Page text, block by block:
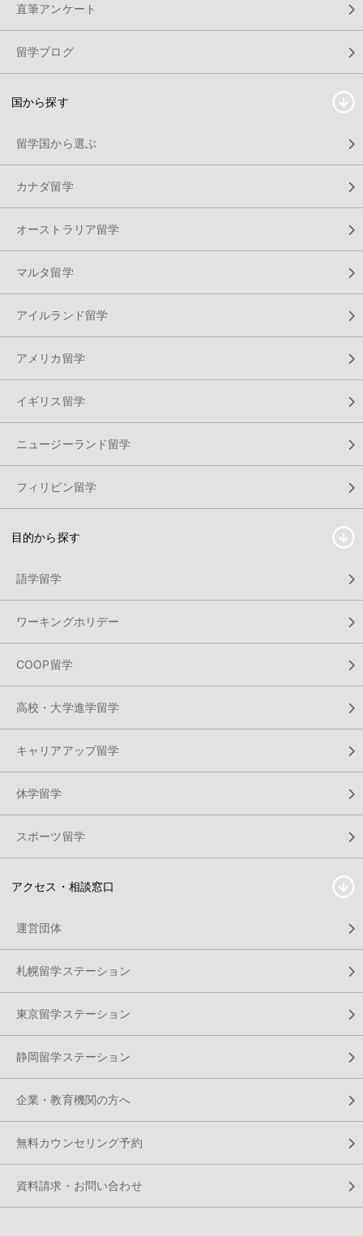
直筆アンケート
留学ブログ
国から探す
留学国から選ぶ
カナダ留学
オーストラリア留学
マルタ留学
アイルランド留学
アメリカ留学
イギリス留学
ニュージーランド留学
フィリピン留学
目的から探す
語学留学
ワーキングホリデー
COOP留学
高校・大学進学留学
キャリアアップ留学
休学留学
スポーツ留学
アクセス・相談窓口
運営団体
札幌留学ステーション
東京留学ステーション
静岡留学ステーション
企業・教育機関の方へ
無料カウンセリング予約
資料請求・お問い合わせ